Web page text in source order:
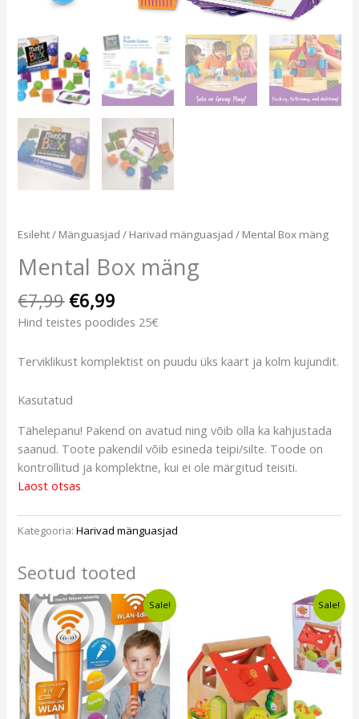
Esileht/ Mänguasjad / Harivad mänguasjad / Mental Box mäng
Mental Box mäng
€7,99 €6,99
Hind teistes poodides 25€
Terviklikust komplektist on puudu üks kaart ja kolm kujundit.
Kasutatud
Tähelepanu! Pakend on avatud ning võib olla ka kahjustada
saanud. Toote pakendil võib esineda teipi/silte. Toode on
kontrollitud ja komplektne, kui ei ole märgitud teisiti.
Laost otsas
Kategooria:Harivad mänguasjad
Seotud tooted
Sale!
Algne
hind
oli:
€36,90.
Current
price
is:
€32,49.
Sale!
Algne
€12,30.
Current
price
is:
€8,99.